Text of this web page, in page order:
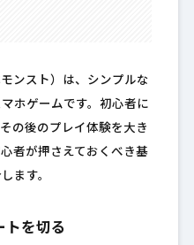
ンスト）は、シンプルな
ホゲームです。初心者に
の後のプレイ体験を大き
者が押さえておくべき基
ます。
トを切る